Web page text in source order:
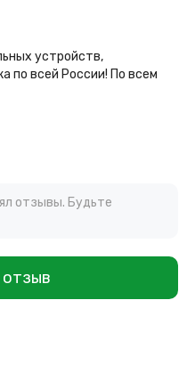
устройств,
по всей России! По всем
отзывы. Будьте